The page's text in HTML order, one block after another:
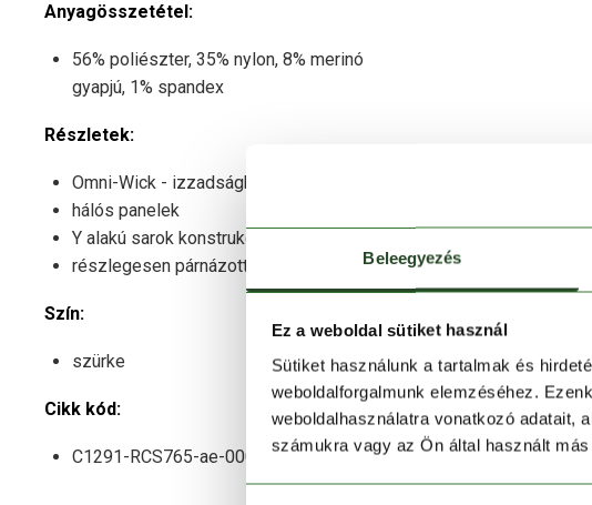
Beleegyezés
Ez a weboldal sütiket használ
Sütiket használunk a tartalmak és
weboldalforgalmunk elemzéséhez.
weboldalhasználatra vonatkozó adatait,
számukra vagy az Ön által használt
Anyagösszetétel:
56% poliészter, 35% nylon, 8% merinó
gyapjú, 1% spandex
Részletek:
Omni-Wick - izzadságkezelő technológia
hálós panelek
Y alakú sarok konstrukció
részlegesen párnázott kialakítás
Szín:
szürke
Cikk kód:
C1291-RCS765-ae-0005-39